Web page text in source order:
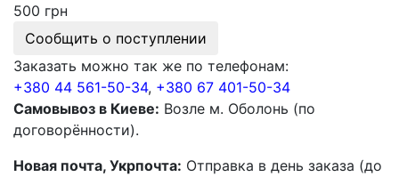
500 грн
Сообщить о поступлении
Заказать можно так же по телефонам:
+380 44 561-50-34, +380 67 401-50-34
Самовывоз в Киеве: Возле м. Оболонь (по
договорённости).
Новая почта, Укрпочта: Отправка в день заказа (до